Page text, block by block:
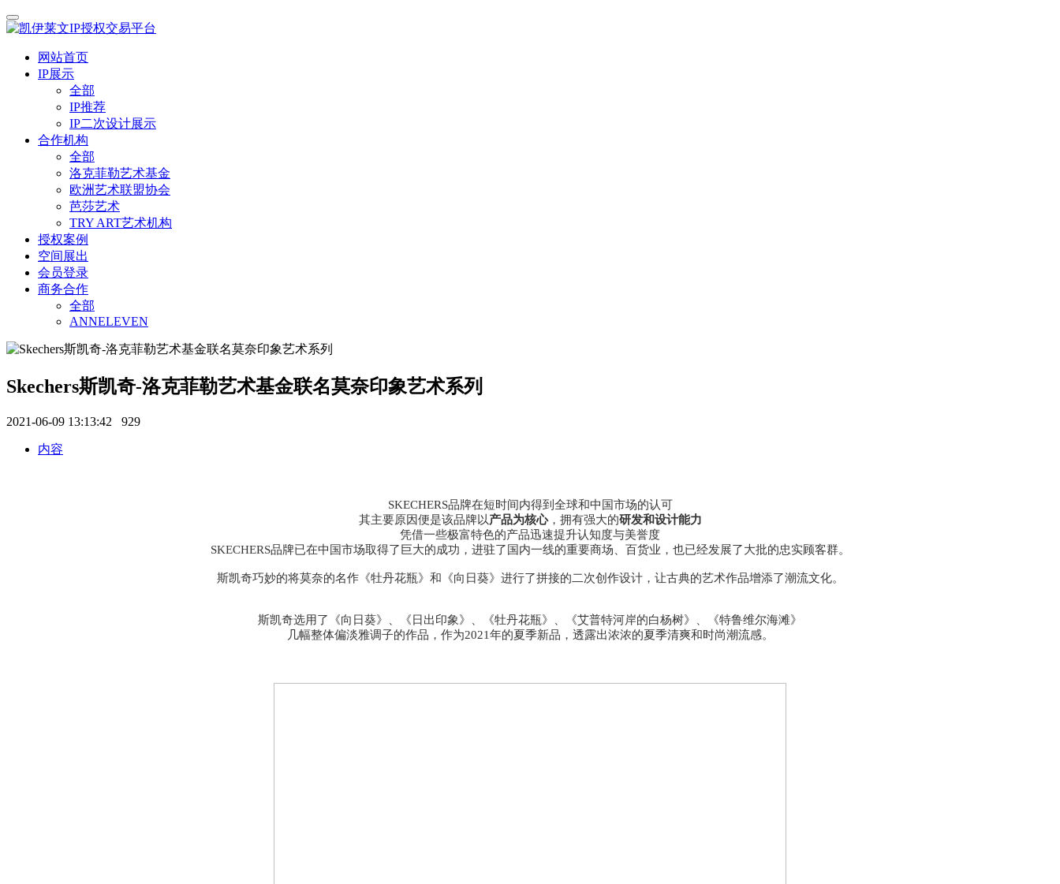
网站首页
IP展示
全部
IP推荐
IP二次设计展示
合作机构
全部
洛克菲勒艺术基金
欧洲艺术联盟协会
芭莎艺术
TRY ART艺术机构
授权案例
空间展出
会员登录
商务合作
全部
ANNELEVEN
Skechers斯凯奇-洛克菲勒艺术基金联名莫奈印象艺术系列
2021-06-09 13:13:42 929
内容
SKECHERS品牌在短时间内得到全球和中国市场的认可
其主要原因便是该品牌以产品为核心，拥有强大的研发和设计能力
凭借一些极富特色的产品迅速提升认知度与美誉度
SKECHERS品牌已在中国市场取得了巨大的成功，进驻了国内一线的重要商场、百货业，也已经发展了大批的忠实顾客群。
斯凯奇巧妙的将莫奈的名作《牡丹花瓶》和《向日葵》进行了拼接的二次创作设计，让古典的艺术作品增添了潮流文化。
斯凯奇选用了《向日葵》、《日出印象》、《牡丹花瓶》、《艾普特河岸的白杨树》、《特鲁维尔海滩》
几幅整体偏淡雅调子的作品，作为2021年的夏季新品，透露出浓浓的夏季清爽和时尚潮流感。